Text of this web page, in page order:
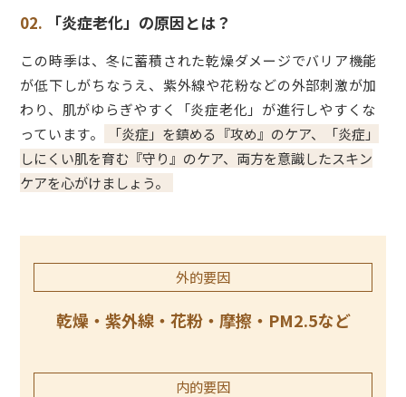
02. 「炎症老化」の原因とは？
この時季は、冬に蓄積された乾燥ダメージでバリア機能
が低下しがちなうえ、紫外線や花粉などの外部刺激が加
わり、肌がゆらぎやすく「炎症老化」が進行しやすくな
っています。
「炎症」を鎮める『攻め』のケア、「炎症」
しにくい肌を育む『守り』のケア、両方を意識したスキン
ケアを心がけましょう。
外的要因
乾燥・紫外線・花粉・摩擦・PM2.5など
内的要因